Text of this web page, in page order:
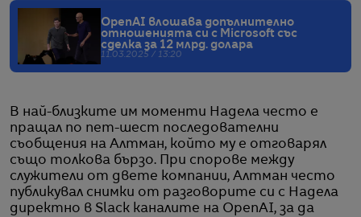
OpenAI влошава допълнително
отношенията си с Microsoft със
сделка за 12 млрд. долара
11.03.2025 / 13:20
В най-близките им моменти Надела често е
пращал по пет-шест последователни
съобщения на Aлтман, който му е отговарял
също толкова бързо. При спорове между
служители от двете компании, Алтман често
публикувал снимки от разговорите си с Надела
директно в Slack каналите на OpenAI, за да